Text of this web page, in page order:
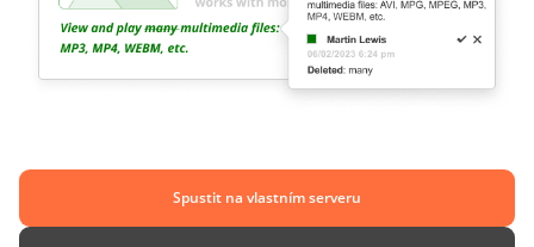
Spustit na vlastním serveru